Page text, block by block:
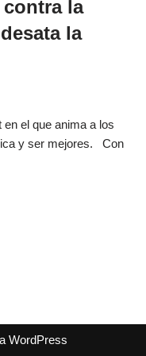
la
la
el que anima a los
y ser mejores. Con
WordPress